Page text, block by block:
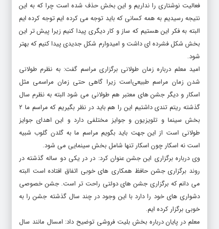
فعالیت نوشتاری را نداریم و این بخش حذف شده است چرا که به این
نتیجه رسیدیم به همه کسانی که باید توجه می کرده ایم توجه کرده ایم
البته به فکر این هستیم که ساز و کار دیگری پیدا کنیم زیرا پیش تر این
بخش شکل فشرده ای داشت و امیدوارم شکل جدیدی پیدا کنیم که بهتر
شود.
امید معلم درباره زمان طولانی برگزاری مراسم گفت: به نظرم طولانی
شدن زمان مراسم طبیعی‌است زیرا گاهی حتی زمان مراسمی مثل
اسکار و دیگر جشن های معتبر هم طولانی می شود البته به نظرم سال
گذشته ریتم تندی داشتیم این را هم باید در نظر بگیریم که مراسم ما ۲
بخش سینما و تلویزیون و جوایز مختلفی دارد و این اهدای جوایز
طولانی است از این جهت باید بگویم مراسم ما به گلدن گلوب شبیه
است نه اسکار چون اسکار تنها شامل بخش سینمایی می شود.
وی درباره برگزاری این جشن عنوان کرد: در در یکی دو ساله گذشته در
روند برگزاری جشن حافظ همکاری های خوبی اتفاق افتاده است البته
می دانم که برگزاری جشن های دولتی راحت تر است. جشن خصوصی
دشواری های خود را دارد با این وجود در چند سال گذشته جشن را به
خوبی برگزار کرده ایم.
معلم در پایان درباره بخش بلیت فروشی توضیح داد: امسال مانند سال